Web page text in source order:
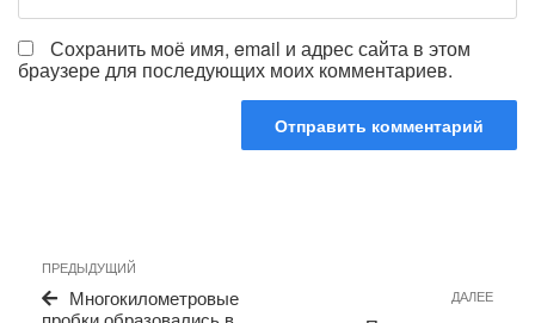
Сохранить моё имя, email и адрес сайта в этом
браузере для последующих моих комментариев.
по
записям
Предыдущая
запись
ПРЕДЫДУЩИЙ
Многокилометровые
ДАЛЕЕ